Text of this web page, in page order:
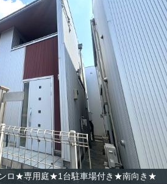
ロ★専用庭★1台駐車場付き★南向き★